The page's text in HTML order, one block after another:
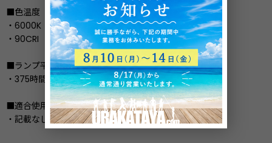
■色温度
・6000K
・90CRI
■ランプ平均寿命
・375時間
■適合使用機材
・記載なし